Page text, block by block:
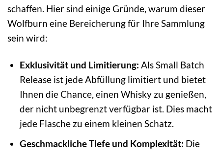
schaffen. Hier sind einige Gründe, warum dieser
Wolfburn eine Bereicherung für Ihre Sammlung
sein wird:
Exklusivität und Limitierung: Als Small Batch
Release ist jede Abfüllung limitiert und bietet
Ihnen die Chance, einen Whisky zu genießen,
der nicht unbegrenzt verfügbar ist. Dies macht
jede Flasche zu einem kleinen Schatz.
Geschmackliche Tiefe und Komplexität: Die